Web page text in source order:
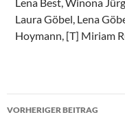
Lena Best, Winona
Laura Göbel, Lena
Hoymann, [T] Miriam
VORHERIGER BEITRAG